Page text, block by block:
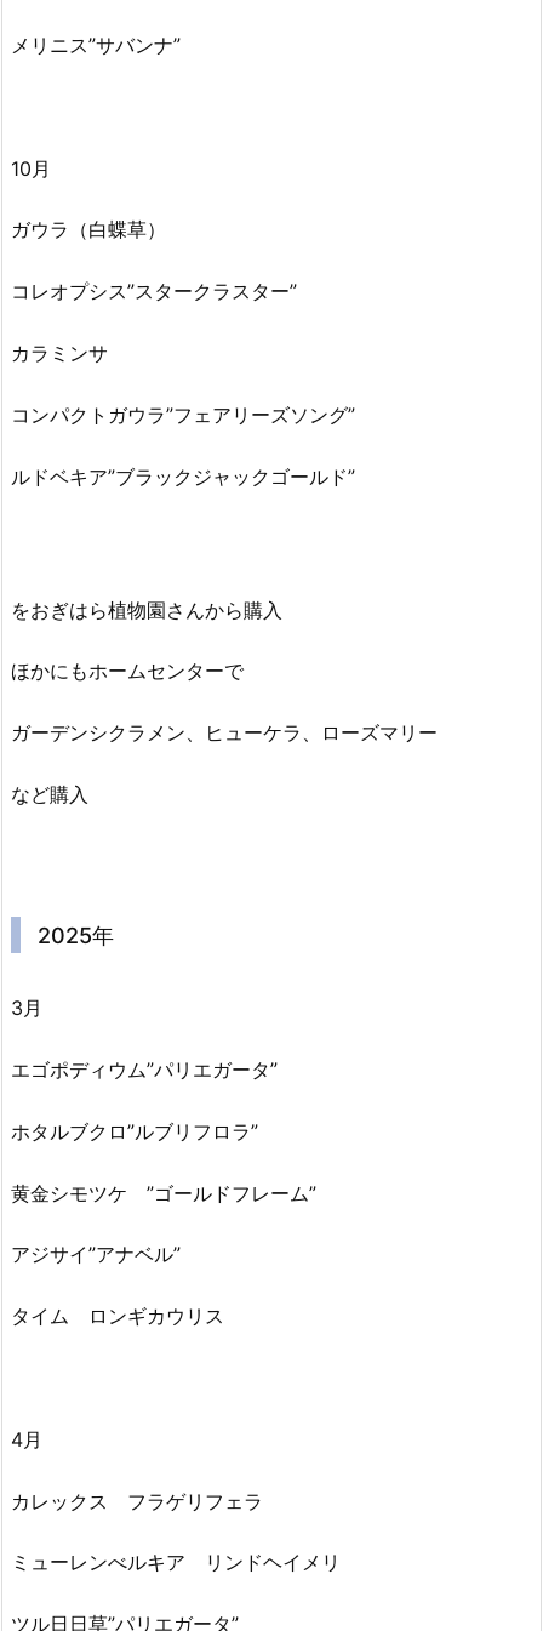
メリニス”サバンナ”
10月
ガウラ（白蝶草）
コレオプシス”スタークラスター”
カラミンサ
コンパクトガウラ”フェアリーズソング”
ルドベキア”ブラックジャックゴールド”
をおぎはら植物園さんから購入
ほかにもホームセンターで
ガーデンシクラメン、ヒューケラ、ローズマリー
など購入
2025年
3月
エゴポディウム”パリエガータ”
ホタルブクロ”ルブリフロラ”
黄金シモツケ ”ゴールドフレーム”
アジサイ”アナベル”
タイム ロンギカウリス
4月
カレックス フラゲリフェラ
ミューレンべルキア リンドヘイメリ
ツル日日草”パリエガータ”